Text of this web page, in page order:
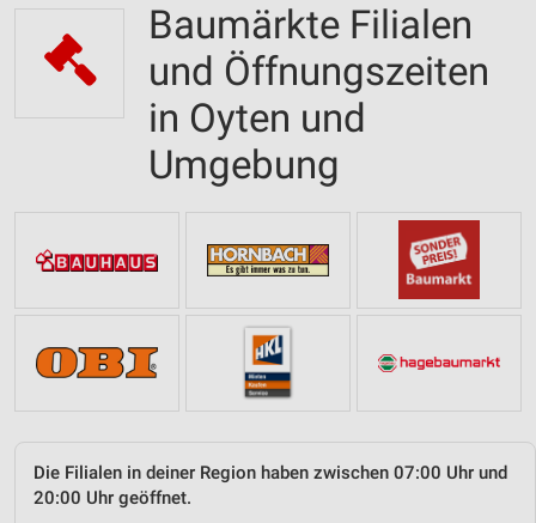
Baumärkte Filialen
und Öffnungszeiten
in Oyten und
Umgebung
Die Filialen in deiner Region haben zwischen 07:00 Uhr und
20:00 Uhr geöffnet.